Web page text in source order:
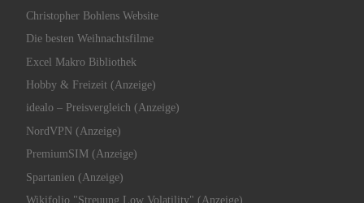
Christopher Bohlens Website
Die besten Weihnachtsfilme
Excel Makro Bibliothek
Hobby & Freizeit (Anzeige)
idealo – Preisvergleich (Anzeige)
NordVPN (Anzeige)
PremiumSIM (Anzeige)
Spartanien (Anzeige)
Wikifolio "Streuung Low Volatility" (Anzeige)